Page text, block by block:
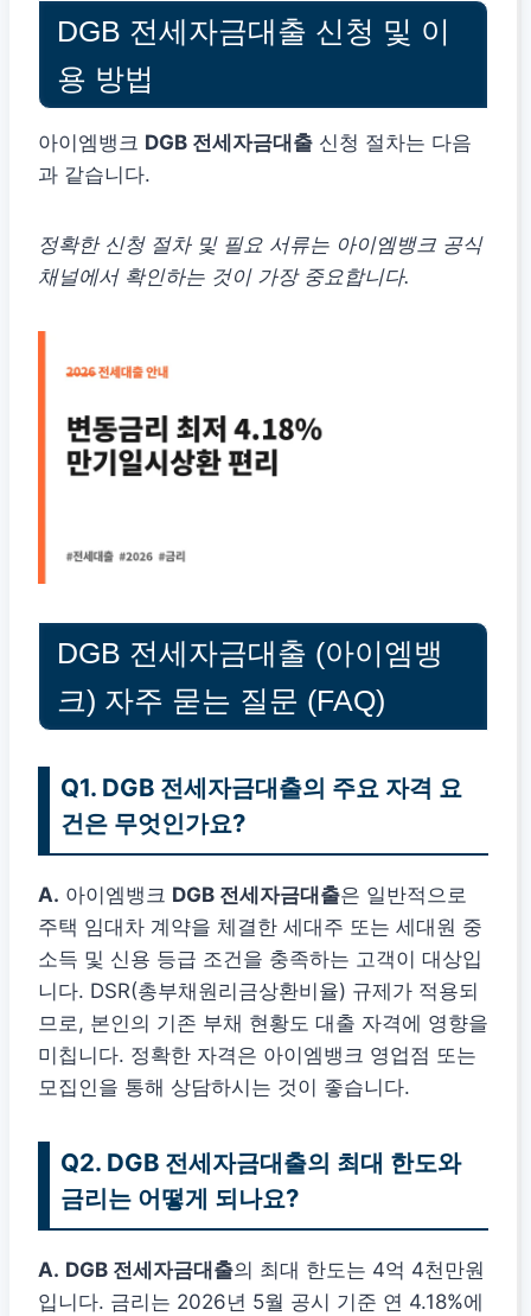
DGB 전세자금대출 신청 및 이
용 방법
아이엠뱅크 DGB 전세자금대출 신청 절차는 다음
과 같습니다.
정확한 신청 절차 및 필요 서류는 아이엠뱅크 공식
채널에서 확인하는 것이 가장 중요합니다.
DGB 전세자금대출 (아이엠뱅
크) 자주 묻는 질문 (FAQ)
Q1. DGB 전세자금대출의 주요 자격 요
건은 무엇인가요?
A. 아이엠뱅크 DGB 전세자금대출은 일반적으로
주택 임대차 계약을 체결한 세대주 또는 세대원 중
소득 및 신용 등급 조건을 충족하는 고객이 대상입
니다. DSR(총부채원리금상환비율) 규제가 적용되
므로, 본인의 기존 부채 현황도 대출 자격에 영향을
미칩니다. 정확한 자격은 아이엠뱅크 영업점 또는
모집인을 통해 상담하시는 것이 좋습니다.
Q2. DGB 전세자금대출의 최대 한도와
금리는 어떻게 되나요?
A. DGB 전세자금대출의 최대 한도는 4억 4천만원
입니다. 금리는 2026년 5월 공시 기준 연 4.18%에